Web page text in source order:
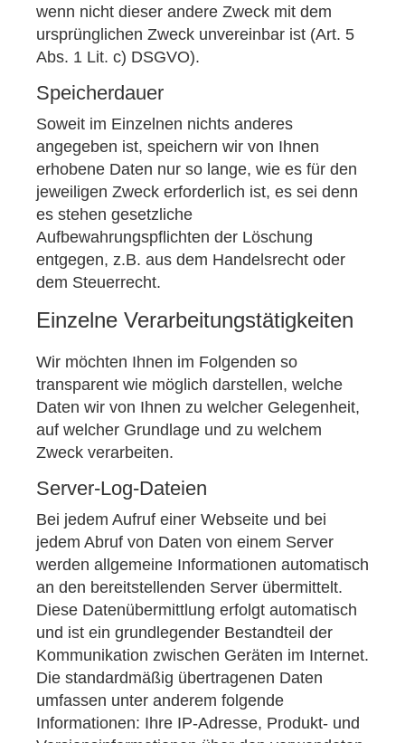
wenn nicht dieser andere Zweck mit dem
ursprünglichen Zweck unvereinbar ist (Art. 5
Abs. 1 Lit. c) DSGVO).
Speicherdauer
Soweit im Einzelnen nichts anderes
angegeben ist, speichern wir von Ihnen
erhobene Daten nur so lange, wie es für den
jeweiligen Zweck erforderlich ist, es sei denn
es stehen gesetzliche
Aufbewahrungspflichten der Löschung
entgegen, z.B. aus dem Handelsrecht oder
dem Steuerrecht.
Einzelne Verarbeitungstätigkeiten
Wir möchten Ihnen im Folgenden so
transparent wie möglich darstellen, welche
Daten wir von Ihnen zu welcher Gelegenheit,
auf welcher Grundlage und zu welchem
Zweck verarbeiten.
Server-Log-Dateien
Bei jedem Aufruf einer Webseite und bei
jedem Abruf von Daten von einem Server
werden allgemeine Informationen automatisch
an den bereitstellenden Server übermittelt.
Diese Datenübermittlung erfolgt automatisch
und ist ein grundlegender Bestandteil der
Kommunikation zwischen Geräten im Internet.
Die standardmäßig übertragenen Daten
umfassen unter anderem folgende
Informationen: Ihre IP-Adresse, Produkt- und